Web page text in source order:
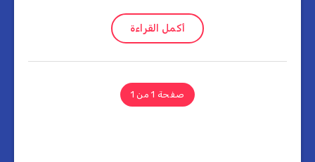
أكمل القراءة
صفحة 1 من 1